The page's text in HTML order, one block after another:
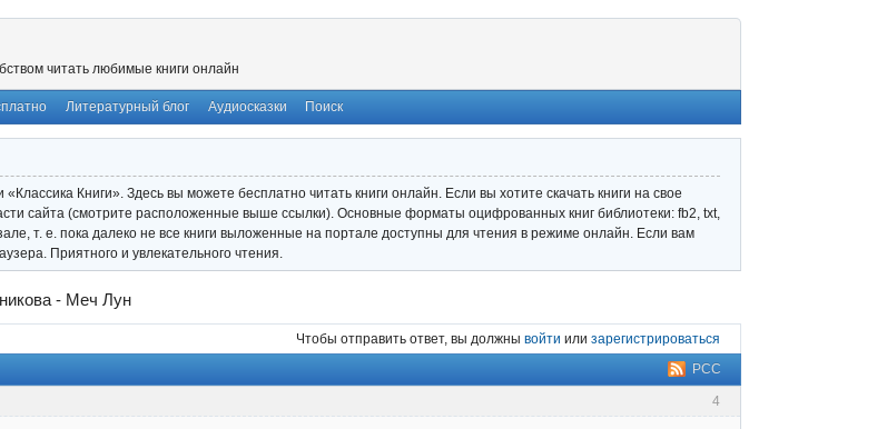
читать любимые книги онлайн
Литературный блог Аудиосказки Поиск
Книги». Здесь вы можете бесплатно читать книги онлайн. Если вы хотите скачать книги на свое
сайта (смотрите расположенные выше ссылки). Основные форматы оцифрованных книг библиотеки: fb2, txt,
т. е. пока далеко не все книги выложенные на портале доступны для чтения в режиме онлайн. Если вам
Приятного и увлекательного чтения.
- Меч Лун
Чтобы отправить ответ, вы должны войти или зарегистрироваться
РСС
4